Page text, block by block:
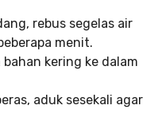
rebus segelas air
menit.
kering ke dalam
aduk sesekali agar